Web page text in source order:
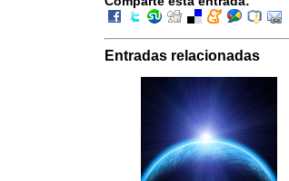
Entradas relacionadas